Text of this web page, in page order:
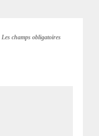
Les champs obligatoires